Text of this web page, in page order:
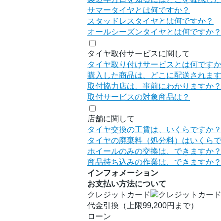
サマータイヤとは何ですか？
スタッドレスタイヤとは何ですか？
オールシーズンタイヤとは何ですか？
タイヤ取付サービスに関して
タイヤ取り付けサービスとは何です
購入した商品は、どこに配送されま
取付協力店は、事前にわかりますか？
取付サービスの対象商品は？
店舗に関して
タイヤ交換の工賃は、いくらですか？
タイヤの廃棄料（処分料）はいくら
ホイールのみの交換は、できますか？
商品持ち込みの作業は、できますか？
インフォメーション
お支払い方法について
クレジットカード
代金引換（上限99,200円まで）
ローン